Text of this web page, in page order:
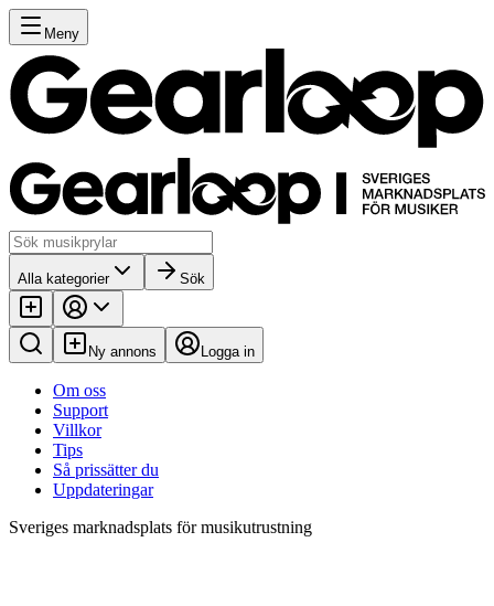
Meny
Alla kategorier Sök
Ny annons Logga in
Om oss
Support
Villkor
Tips
Så prissätter du
Uppdateringar
Sveriges marknadsplats för musikutrustning